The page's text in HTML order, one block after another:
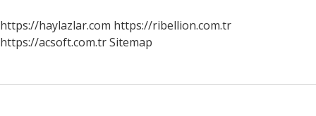
https://haylazlar.com https://ribellion.com.tr
https://acsoft.com.trSitemap